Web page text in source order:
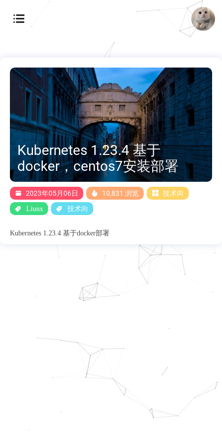
Kubernetes 1.23.4 基于
docker，centos7安装部署
2023年05月06日 10,831 浏览 技术向
Liunx 技术向
Kubernetes 1.23.4 基于docker部署